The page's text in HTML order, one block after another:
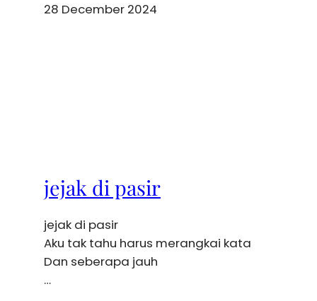
28 December 2024
jejak di pasir
jejak di pasir
Aku tak tahu harus merangkai kata
Dan seberapa jauh
…